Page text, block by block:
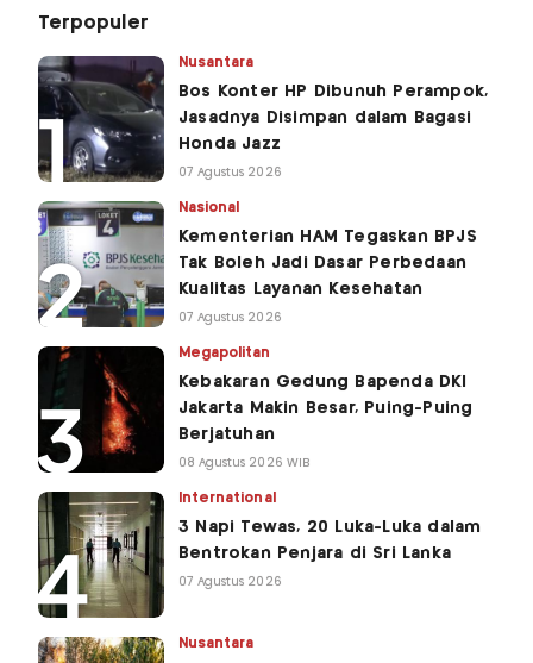
Terpopuler
Nusantara
Bos Konter HP Dibunuh Perampok,
Jasadnya Disimpan dalam Bagasi
Honda Jazz
07 Agustus 2026
Nasional
Kementerian HAM Tegaskan BPJS
Tak Boleh Jadi Dasar Perbedaan
Kualitas Layanan Kesehatan
07 Agustus 2026
Megapolitan
Kebakaran Gedung Bapenda DKI
Jakarta Makin Besar, Puing-Puing
Berjatuhan
08 Agustus 2026 WIB
International
3 Napi Tewas, 20 Luka-Luka dalam
Bentrokan Penjara di Sri Lanka
07 Agustus 2026
Nusantara